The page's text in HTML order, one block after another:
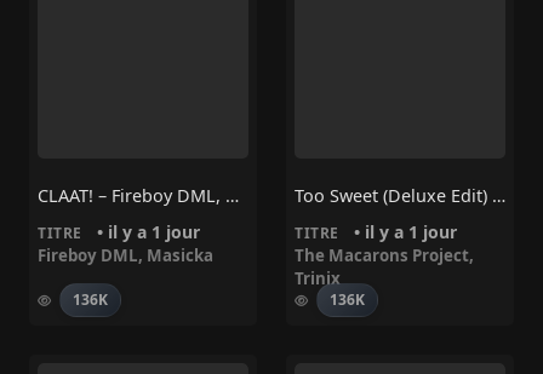
CLAAT! – Fireboy DML, Masicka
TITRE • il y a 1 jour
Fireboy DML, Masicka
136K
Too Sweet (Deluxe Edit) – Trinix, The Macarons Project
TITRE • il y a 1 jour
The Macarons Project,
Trinix
136K